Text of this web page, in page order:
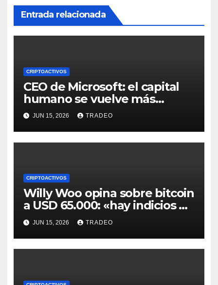
Entrada relacionada
CRIPTOACTIVOS
CEO de Microsoft: el capital
humano se vuelve más
valioso a medida que crece la
IA
JUN 15, 2026 TRADEO
CRIPTOACTIVOS
Willy Woo opina sobre bitcoin
a USD 65.000: «hay indicios de
posible divergencia alcista»
JUN 15, 2026 TRADEO